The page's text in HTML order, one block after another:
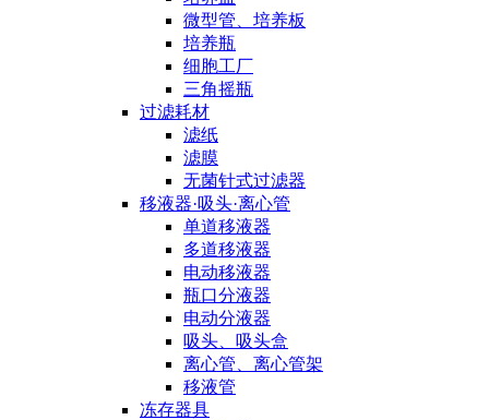
微型管、培养板
培养瓶
细胞工厂
三角摇瓶
过滤耗材
滤纸
滤膜
无菌针式过滤器
移液器·吸头·离心管
单道移液器
多道移液器
电动移液器
瓶口分液器
电动分液器
吸头、吸头盒
离心管、离心管架
移液管
冻存器具